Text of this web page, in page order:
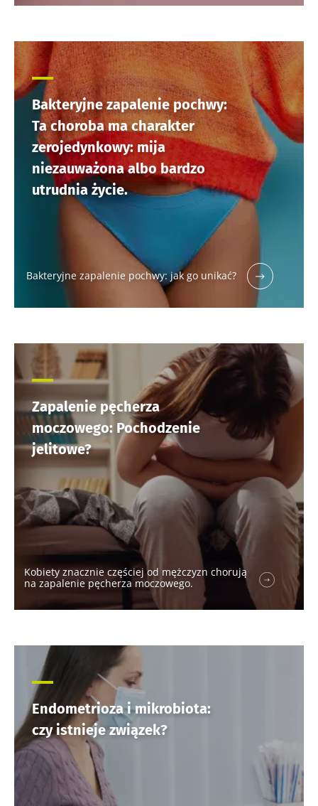
Bakteryjne zapalenie pochwy:
Ta choroba ma charakter
zerojedynkowy: mija
niezauważona albo bardzo
utrudnia życie.
Bakteryjne zapalenie pochwy: jak go unikać?
Zapalenie pęcherza
moczowego: Pochodzenie
jelitowe?
Kobiety znacznie częściej od mężczyzn chorują
na zapalenie pęcherza moczowego.
Endometrioza i mikrobiota:
czy istnieje związek?
Nie odchodź tak
szybko!
Dołącz do społeczności mikrobioty i raz w
miesiącu odbieraj „The Essential”, aby być na
bieżąco z najnowszymi informacjami o
mikrobiocie